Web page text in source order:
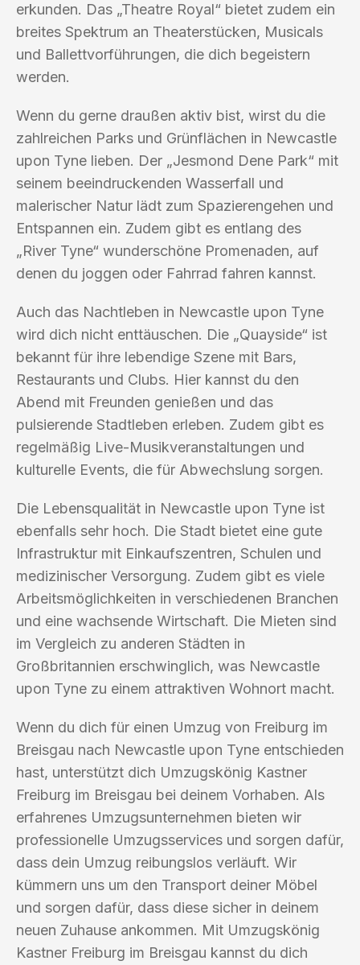
erkunden. Das „Theatre Royal“ bietet zudem ein
breites Spektrum an Theaterstücken, Musicals
und Ballettvorführungen, die dich begeistern
werden.
Wenn du gerne draußen aktiv bist, wirst du die
zahlreichen Parks und Grünflächen in Newcastle
upon Tyne lieben. Der „Jesmond Dene Park“ mit
seinem beeindruckenden Wasserfall und
malerischer Natur lädt zum Spazierengehen und
Entspannen ein. Zudem gibt es entlang des
„River Tyne“ wunderschöne Promenaden, auf
denen du joggen oder Fahrrad fahren kannst.
Auch das Nachtleben in Newcastle upon Tyne
wird dich nicht enttäuschen. Die „Quayside“ ist
bekannt für ihre lebendige Szene mit Bars,
Restaurants und Clubs. Hier kannst du den
Abend mit Freunden genießen und das
pulsierende Stadtleben erleben. Zudem gibt es
regelmäßig Live-Musikveranstaltungen und
kulturelle Events, die für Abwechslung sorgen.
Die Lebensqualität in Newcastle upon Tyne ist
ebenfalls sehr hoch. Die Stadt bietet eine gute
Infrastruktur mit Einkaufszentren, Schulen und
medizinischer Versorgung. Zudem gibt es viele
Arbeitsmöglichkeiten in verschiedenen Branchen
und eine wachsende Wirtschaft. Die Mieten sind
im Vergleich zu anderen Städten in
Großbritannien erschwinglich, was Newcastle
upon Tyne zu einem attraktiven Wohnort macht.
Wenn du dich für einen Umzug von Freiburg im
Breisgau nach Newcastle upon Tyne entschieden
hast, unterstützt dich Umzugskönig Kastner
Freiburg im Breisgau bei deinem Vorhaben. Als
erfahrenes Umzugsunternehmen bieten wir
professionelle Umzugsservices und sorgen dafür,
dass dein Umzug reibungslos verläuft. Wir
kümmern uns um den Transport deiner Möbel
und sorgen dafür, dass diese sicher in deinem
neuen Zuhause ankommen. Mit Umzugskönig
Kastner Freiburg im Breisgau kannst du dich